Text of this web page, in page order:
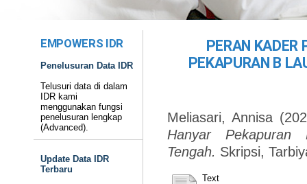
EMPOWERS IDR
Penelusuran Data IDR
Telusuri data di dalam
IDR kami
menggunakan fungsi
penelusuran lengkap
(Advanced).
Update Data IDR
Terbaru
PERAN KADER
PEKAPURAN B
Meliasari, Annisa
Hanyar Pekapuran
Tengah. Skripsi,
Text